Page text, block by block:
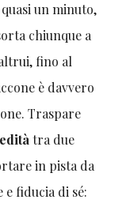
un minuto,
chiunque a
fino al
è davvero
Traspare
tra due
in pista da
fiducia di sé: